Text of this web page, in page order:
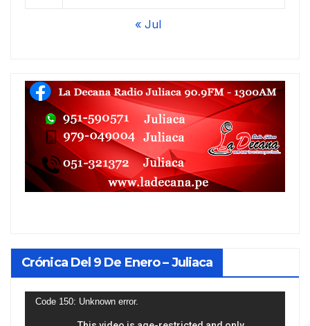
« Jul
Crónica Del 9 De Enero – Juliaca
Reproductor
Code 150: Unknown error.